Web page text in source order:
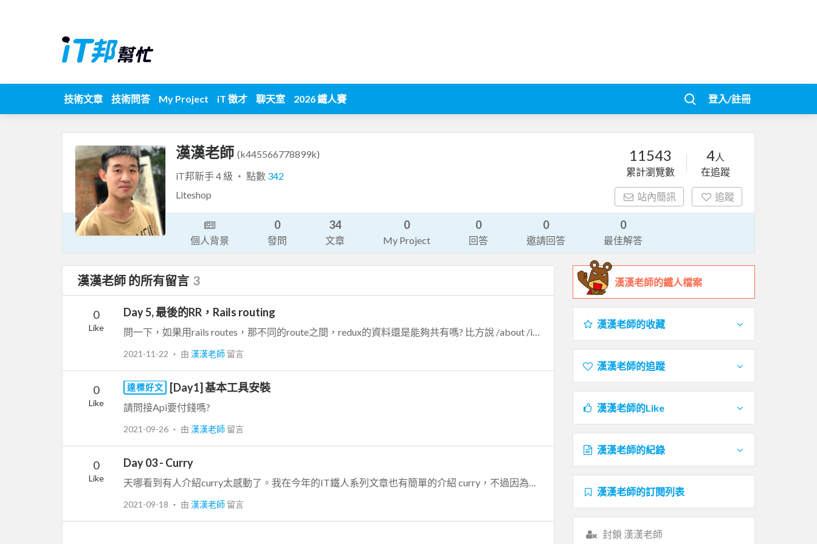
技術文章 技術問答 My Project iT 徵才 聊天室 2026 鐵人賽 登入/註冊
漢漢老師 (k445566778899k)
iT邦新手 4 級 ‧ 點數 342
Liteshop
11543
累計瀏覽數
4人
在追蹤
站內簡訊 追蹤
個人背景
0
發問
34
文章
0
My Project
0
回答
0
邀請回答
0
最佳解答
漢漢老師 的所有留言 3
0
Like
Day 5, 最後的RR，Rails routing
2021-11-22 ‧ 由 漢漢老師 留言
0
Like
達標好文 [Day1] 基本工具安裝
請問接Api要付錢嗎?
2021-09-26 ‧ 由 漢漢老師 留言
0
Like
Day 03 - Curry
天哪看到有人介紹curry太感動了。我在今年的IT鐵人系列文章也有簡單的介紹 curry，不過因為我的系列文主要是 ruby，就沒有介紹太多。覺得 curry...
2021-09-18 ‧ 由 漢漢老師 留言
漢漢老師的鐵人檔案
漢漢老師的收藏
漢漢老師的追蹤
漢漢老師的Like
漢漢老師的紀錄
漢漢老師的訂閱列表
封鎖 漢漢老師